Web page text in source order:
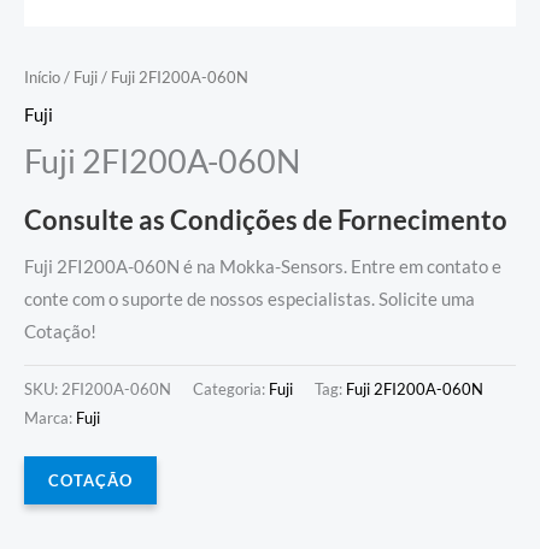
Início/ Fuji/ Fuji 2FI200A-060N
Fuji
Fuji 2FI200A-060N
Consulte as Condições de Fornecimento
Fuji 2FI200A-060N é na Mokka-Sensors. Entre em contato e
conte com o suporte de nossos especialistas. Solicite uma
Cotação!
SKU: 2FI200A-060N Categoria: Fuji Tag: Fuji 2FI200A-060N
Marca: Fuji
COTAÇÃO